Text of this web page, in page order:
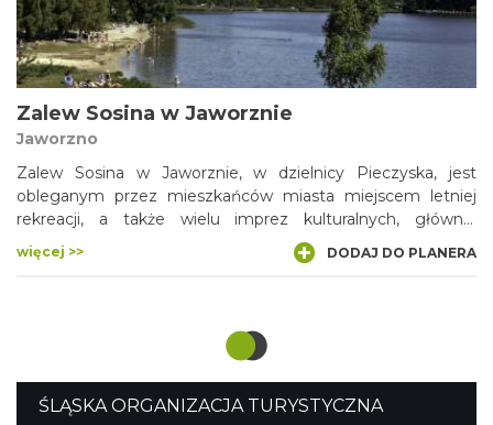
innych form spędzania wolnego czasu. Lasy przyciągają
amatorów grzybów, a rozpoczynający się tu szlak
turystyczny umożliwia wędrówkę wzdłuż pasma Skał
Kroczyckich.
Zalew Sosina w Jaworznie
Jaworzno
Zalew Sosina w Jaworznie, w dzielnicy Pieczyska, jest
obleganym przez mieszkańców miasta miejscem letniej
rekreacji, a także wielu imprez kulturalnych, głównie
muzycznych. Zalew o powierzchni ponad 50 ha powstał w
latach 70. i 80. ubiegłego stulecia w wyrobisku
Wypoczynkowo-Rekreacyjny „Sosina” z plażą, kąpieliskiem
oraz zapleczem hotelowo-gastronomicznym.
więcej >> DODAJ DO PLANERA
ŚLĄSKA ORGANIZACJA TURYSTYCZNA